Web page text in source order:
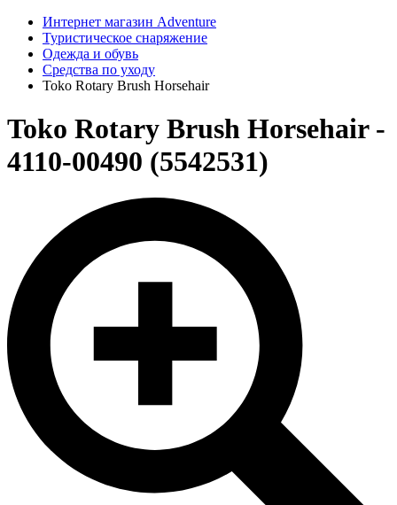
Интернет магазин Adventure
Туристическое снаряжение
Одежда и обувь
Средства по уходу
Toko Rotary Brush Horsehair
Toko Rotary Brush Horsehair -
4110-00490 (5542531)